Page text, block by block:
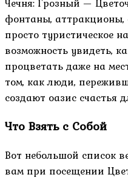
фонтаны, аттракционы,
просто туристическое
возможность увидеть,
процветать даже на
том, как люди,
создают оазис счастья
Что Взять с Собой
Вот небольшой список
вам при посещении